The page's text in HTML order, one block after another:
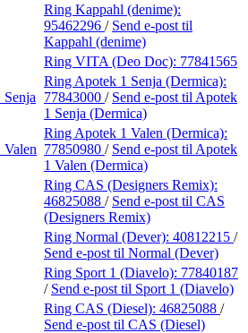
Ring Kappahl (denime):
95462296 / Send e-post til
Kappahl (denime)
Ring VITA (Deo Doc): 77841565
Ring Apotek 1 Senja (Dermica):
77843000 / Send e-post til Apotek
1 Senja (Dermica)
Valen
Ring Apotek 1 Valen (Dermica):
77850980 / Send e-post til Apotek
1 Valen (Dermica)
Ring CAS (Designers Remix):
46825088 / Send e-post til CAS
(Designers Remix)
Ring Normal (Dever): 40812215 /
Send e-post til Normal (Dever)
Ring Sport 1 (Diavelo): 77840187
/ Send e-post til Sport 1 (Diavelo)
Ring CAS (Diesel): 46825088 /
Send e-post til CAS (Diesel)